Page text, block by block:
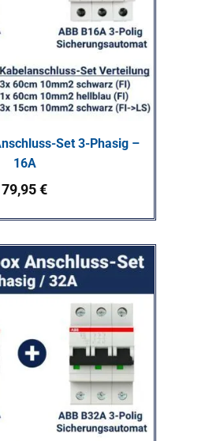
Set 3-Phasig –
16A
79,95€